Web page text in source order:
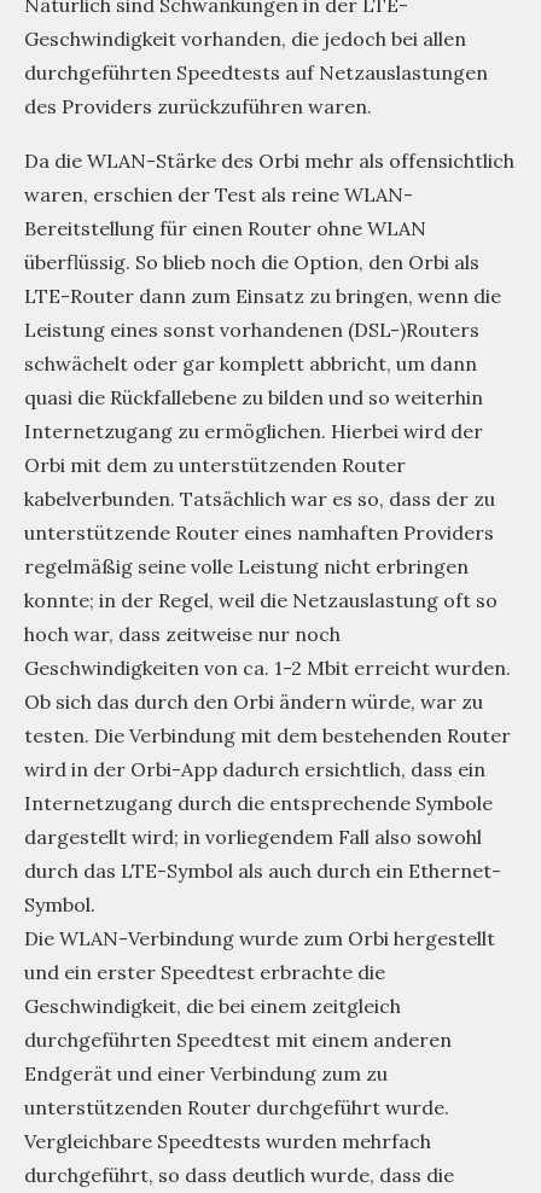
Geschwindigkeit vorhanden, die jedoch bei allen
durchgeführten Speedtests auf Netzauslastungen
des Providers zurückzuführen waren.
Da die WLAN-Stärke des Orbi mehr als offensichtlich
waren, erschien der Test als reine WLAN-
Bereitstellung für einen Router ohne WLAN
überflüssig. So blieb noch die Option, den Orbi als
LTE-Router dann zum Einsatz zu bringen, wenn die
Leistung eines sonst vorhandenen (DSL-)Routers
schwächelt oder gar komplett abbricht, um dann
quasi die Rückfallebene zu bilden und so weiterhin
Internetzugang zu ermöglichen. Hierbei wird der
Orbi mit dem zu unterstützenden Router
kabelverbunden. Tatsächlich war es so, dass der zu
unterstützende Router eines namhaften Providers
regelmäßig seine volle Leistung nicht erbringen
konnte; in der Regel, weil die Netzauslastung oft so
hoch war, dass zeitweise nur noch
Geschwindigkeiten von ca. 1-2 Mbit erreicht wurden.
Ob sich das durch den Orbi ändern würde, war zu
testen. Die Verbindung mit dem bestehenden Router
wird in der Orbi-App dadurch ersichtlich, dass ein
Internetzugang durch die entsprechende Symbole
dargestellt wird; in vorliegendem Fall also sowohl
durch das LTE-Symbol als auch durch ein Ethernet-
Symbol.
Die WLAN-Verbindung wurde zum Orbi hergestellt
und ein erster Speedtest erbrachte die
Geschwindigkeit, die bei einem zeitgleich
durchgeführten Speedtest mit einem anderen
Endgerät und einer Verbindung zum zu
unterstützenden Router durchgeführt wurde.
Vergleichbare Speedtests wurden mehrfach
durchgeführt, so dass deutlich wurde, dass die